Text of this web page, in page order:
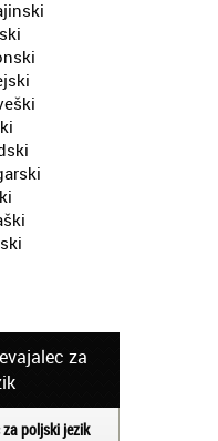
za
poljski jezik